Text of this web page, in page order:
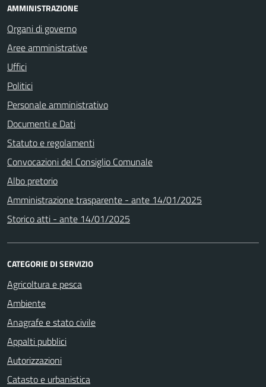
AMMINISTRAZIONE
Organi di governo
Aree amministrative
Uffici
Politici
Personale amministrativo
Documenti e Dati
Statuto e regolamenti
Convocazioni del Consiglio Comunale
Albo pretorio
Amministrazione trasparente - ante 14/01/2025
Storico atti - ante 14/01/2025
CATEGORIE DI SERVIZIO
Agricoltura e pesca
Ambiente
Anagrafe e stato civile
Appalti pubblici
Autorizzazioni
Catasto e urbanistica